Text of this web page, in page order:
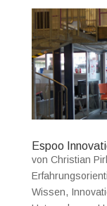
Espoo
von Christian
Wissen,